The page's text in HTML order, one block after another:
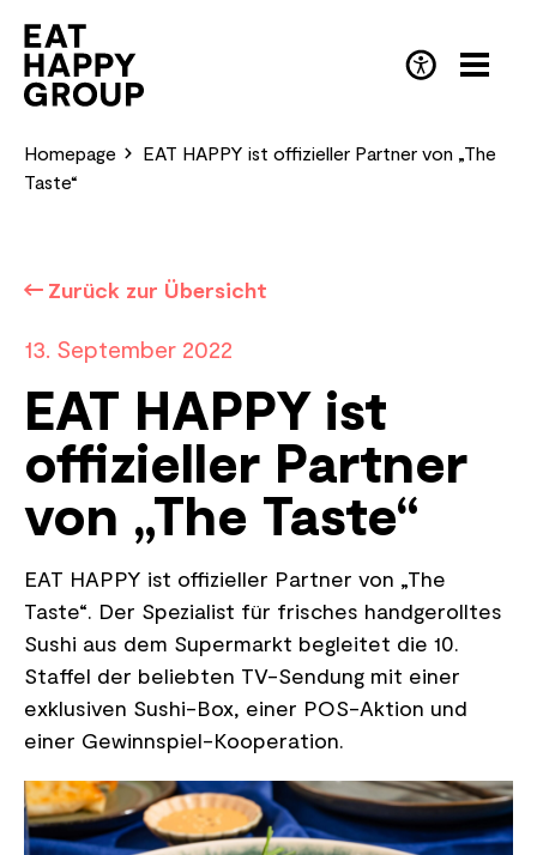
main
content
EN (English)
Homepage
EAT HAPPY ist offizieller Partner von „The
Taste“
Zurück zur Übersicht
13. September 2022
EAT HAPPY ist
offizieller Partner
von „The Taste“
EAT HAPPY ist offizieller Partner von „The
Taste“. Der Spezialist für frisches handgerolltes
Sushi aus dem Supermarkt begleitet die 10.
Staffel der beliebten TV-Sendung mit einer
exklusiven Sushi-Box, einer POS-Aktion und
einer Gewinnspiel-Kooperation.